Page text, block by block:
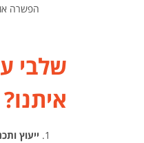
הפשרה
שלבי
איתנו?
ייעוץ